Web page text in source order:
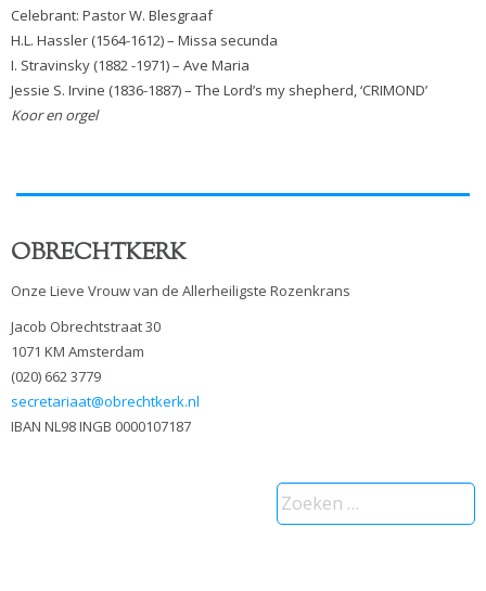
Celebrant: Pastor W. Blesgraaf
H.L. Hassler (1564-1612) – Missa secunda
I. Stravinsky (1882 -1971) – Ave Maria
Jessie S. Irvine (1836-1887) – The Lord’s my shepherd, ‘CRIMOND’
Koor en orgel
OBRECHTKERK
Onze Lieve Vrouw van de Allerheiligste Rozenkrans
Jacob Obrechtstraat 30
1071 KM Amsterdam
(020) 662 3779
secretariaat@obrechtkerk.nl
IBAN NL98 INGB 0000107187
Zoeken
naar: